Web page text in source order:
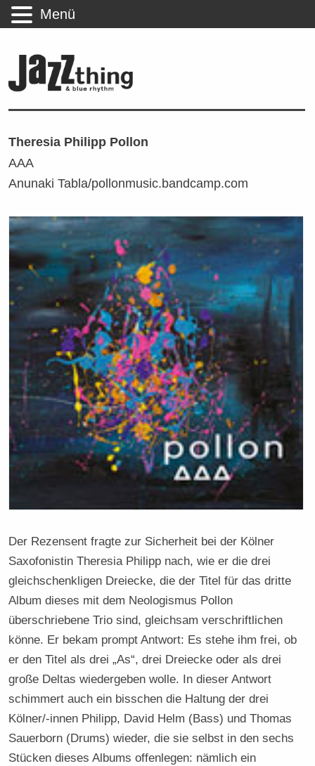
Theresia Philipp Pollon
AAA
Anunaki Tabla/pollonmusic.bandcamp.com
Der Rezensent fragte zur Sicherheit bei der Kölner
Saxofonistin Theresia Philipp nach, wie er die drei
gleichschenkligen Dreiecke, die der Titel für das dritte
Album dieses mit dem Neologismus Pollon
überschriebene Trio sind, gleichsam verschriftlichen
könne. Er bekam prompt Antwort: Es stehe ihm frei, ob
er den Titel als drei „As“, drei Dreiecke oder als drei
große Deltas wiedergeben wolle. In dieser Antwort
schimmert auch ein bisschen die Haltung der drei
Kölner/-innen Philipp, David Helm (Bass) und Thomas
Sauerborn (Drums) wieder, die sie selbst in den sechs
Stücken dieses Albums offenlegen: nämlich ein
Menü